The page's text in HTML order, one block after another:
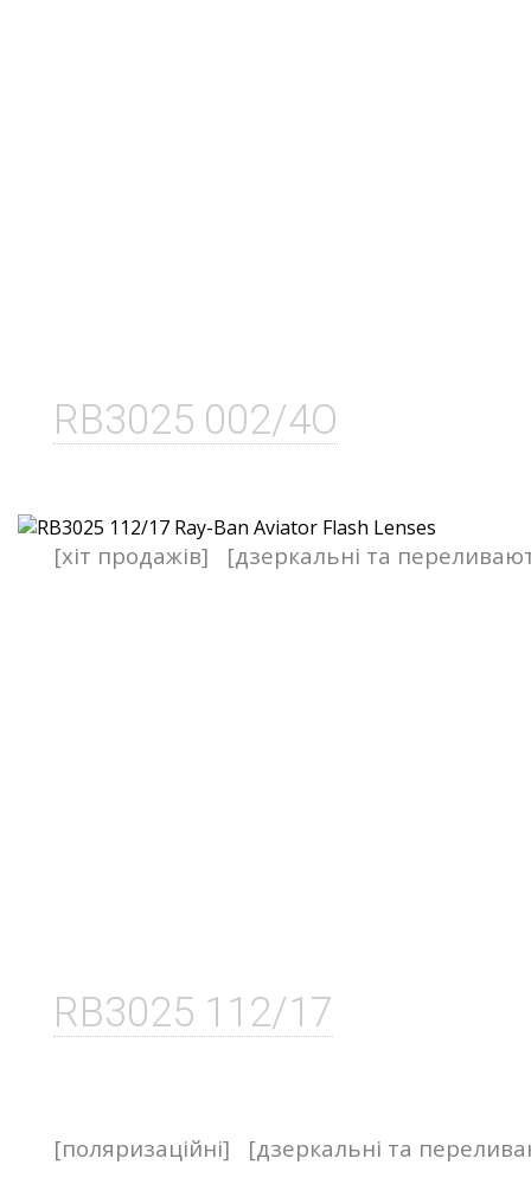
RB3025 002/4O
RB3025 112/17
[хіт продажів] [дзеркальні та
[поляризаційні] [дзеркальні та